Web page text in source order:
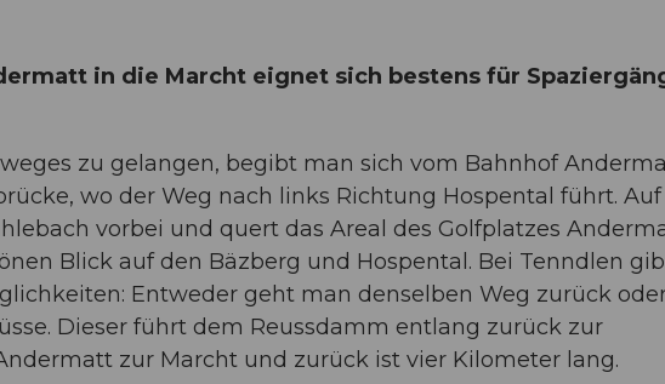
in die Marcht eignet sich bestens für
zu gelangen, begibt man sich vom Bahnhof
wo der Weg nach links Richtung Hospental führt.
vorbei und quert das Areal des Golfplatzes
Blick auf den Bäzberg und Hospental. Bei Tenndlen
Entweder geht man denselben Weg zurück
Dieser führt dem Reussdamm entlang zurück zur
zur Marcht und zurück ist vier Kilometer lang.